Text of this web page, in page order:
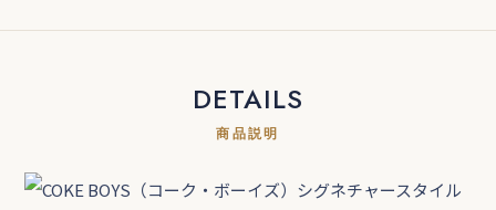
DETAILS
商品説明